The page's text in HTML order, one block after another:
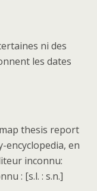
ni des
les dates
thesis report
en
inconnu:
: [s.l. : s.n.]